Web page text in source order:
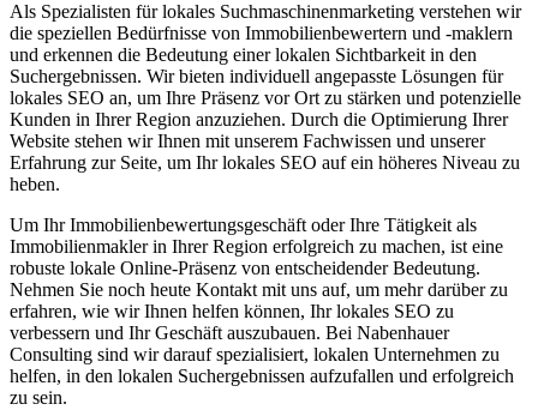
Als Spezialisten für lokales Suchmaschinenmarketing verstehen wir
die speziellen Bedürfnisse von Immobilienbewertern und -maklern
und erkennen die Bedeutung einer lokalen Sichtbarkeit in den
Suchergebnissen. Wir bieten individuell angepasste Lösungen für
lokales SEO an, um Ihre Präsenz vor Ort zu stärken und potenzielle
Kunden in Ihrer Region anzuziehen. Durch die Optimierung Ihrer
Website stehen wir Ihnen mit unserem Fachwissen und unserer
Erfahrung zur Seite, um Ihr lokales SEO auf ein höheres Niveau zu
heben.
Um Ihr Immobilienbewertungsgeschäft oder Ihre Tätigkeit als
Immobilienmakler in Ihrer Region erfolgreich zu machen, ist eine
robuste lokale Online-Präsenz von entscheidender Bedeutung.
Nehmen Sie noch heute Kontakt mit uns auf, um mehr darüber zu
erfahren, wie wir Ihnen helfen können, Ihr lokales SEO zu
verbessern und Ihr Geschäft auszubauen. Bei Nabenhauer
Consulting sind wir darauf spezialisiert, lokalen Unternehmen zu
helfen, in den lokalen Suchergebnissen aufzufallen und erfolgreich
zu sein.